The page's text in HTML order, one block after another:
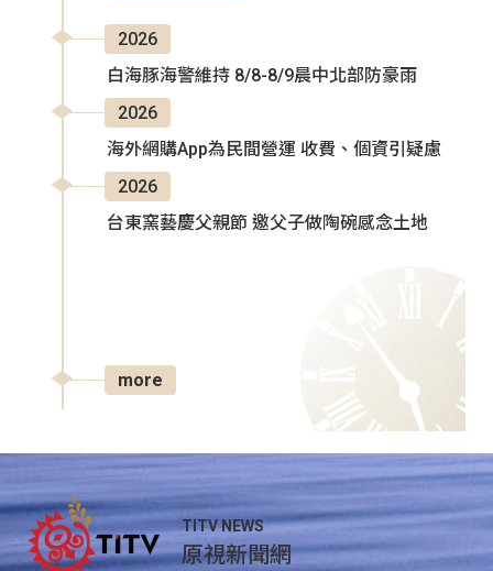
2026
白海豚海警維持 8/8-8/9晨中北部防豪雨
2026
海外網購App為民間營運 收費、個資引疑慮
2026
台東窯藝慶父親節 邀父子做陶碗感念土地
more
TITV NEWS
原視新聞網